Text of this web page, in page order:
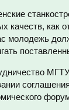
качеств, как
молодежь